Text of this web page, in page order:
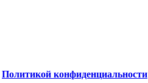
Политикой конфиденциальности